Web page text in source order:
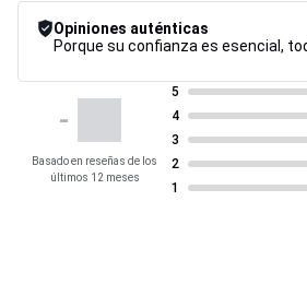
Opiniones auténticas
-
Basado en reseñas de los
últimos 12 meses
5
4
3
2
1